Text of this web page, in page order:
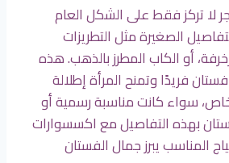
لا تركز فقط على الشكل العام
الصغيرة مثل التطريزات
أو الكاب المطرز بالذهب. هذه
فريدًا وتمنح المرأة إطلالة
سواء كانت مناسبة رسمية أو
بهذه التفاصيل مع اكسسوارات
المناسب يبرز جمال الفستان